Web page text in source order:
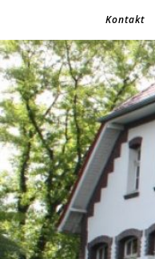
Kontakt